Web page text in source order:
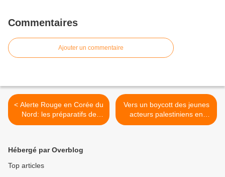
Commentaires
Ajouter un commentaire
< Alerte Rouge en Corée du
Nord: les préparatifs de
guerres sont finis
Vers un boycott des jeunes
acteurs palestiniens en
tournée en France ? >
Hébergé par Overblog
Top articles